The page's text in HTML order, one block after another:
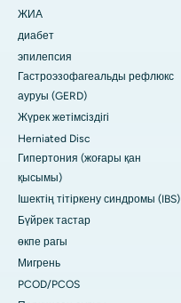
ЖИА
диабет
эпилепсия
Гастроэзофагеальды рефлюкс
ауруы (GERD)
Жүрек жетімсіздігі
Herniated Disc
Гипертония (жоғары қан
қысымы)
Ішектің тітіркену синдромы (IBS)
Бүйрек тастар
өкпе рагы
Мигрень
PCOD/PCOS